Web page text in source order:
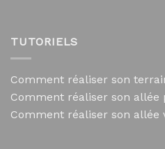
TUTORIELS
Comment réaliser son
Comment réaliser son allée
Comment réaliser son allée